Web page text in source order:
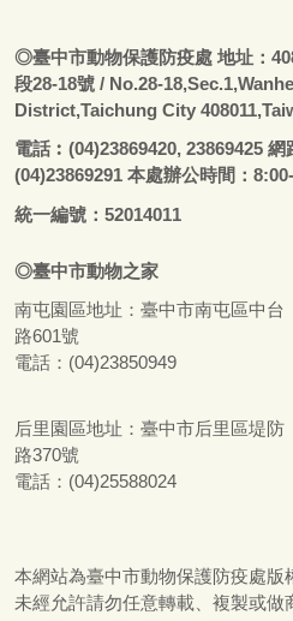
◎臺中市動物保護防疫處地址：
段28-18號 / No.28-
District,Taichung City
電話︰ (04)23869420, 23869425 網
(04)23869291 本處辦公時間：
統一編號：52014011
◎臺中市動物之家
南屯園區地址： 臺中市南屯區中台
路601號
電話：(04)23850949
后里園區地址： 臺中市后里區堤防
路370號
電話：(04)25588024
本網站為臺中市動物保護防疫處版
未經允許請勿任意轉載、複製或做